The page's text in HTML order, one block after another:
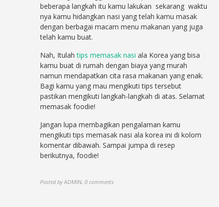
beberapa langkah itu kamu lakukan sekarang waktu
nya kamu hidangkan nasi yang telah kamu masak
dengan berbagai macam menu makanan yang juga
telah kamu buat.
Nah, Itulahtips memasak nasi ala Korea yang bisa
kamu buat di rumah dengan biaya yang murah
namun mendapatkan cita rasa makanan yang enak.
Bagi kamu yang mau mengikuti tips tersebut
pastikan mengikuti langkah-langkah di atas. Selamat
memasak foodie!
Jangan lupa membagikan pengalaman kamu
mengikuti tips memasak nasi ala korea ini di kolom
komentar dibawah. Sampai jumpa di resep
berikutnya, foodie!
Posted by ADMIN,0 comments